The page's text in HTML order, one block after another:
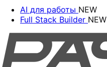
AI для работы NEW
Full Stack Builder NEW